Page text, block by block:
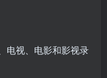
电视、电影和影视录